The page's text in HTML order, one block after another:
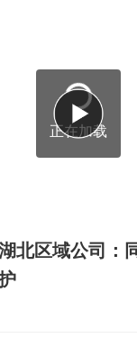
正在加载
北区域公司：